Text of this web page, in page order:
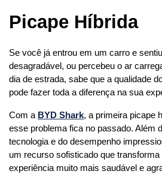
Picape Híbrida
Se você já entrou em um carro e
desagradável, ou percebeu o ar
dia de estrada, sabe que a qualidade
pode fazer toda a diferença na sua
Com a BYD Shark, a primeira picape
esse problema fica no passado. Além
tecnologia e do desempenho
um recurso sofisticado que
experiência muito mais saudável e